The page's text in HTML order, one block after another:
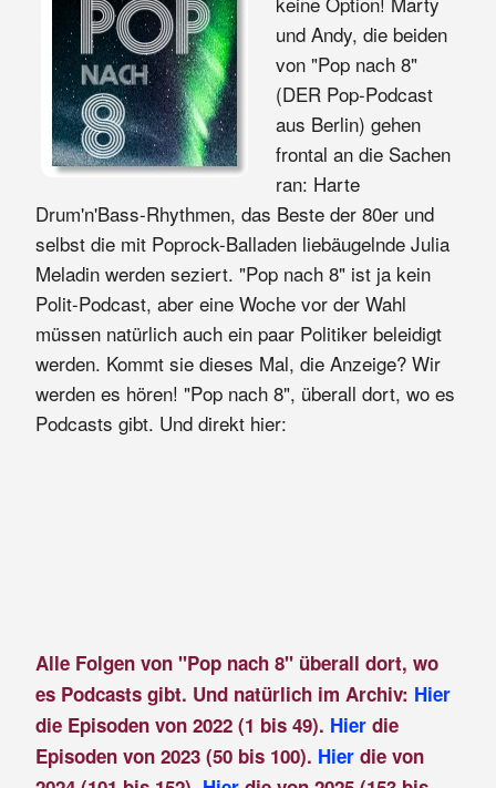
und Andy, die beiden
von "Pop nach 8"
(DER Pop-Podcast
aus Berlin) gehen
frontal an die Sachen
ran: Harte
Drum'n'Bass-Rhythmen, das Beste der 80er und
selbst die mit Poprock-Balladen liebäugelnde Julia
Meladin werden seziert. "Pop nach 8" ist ja kein
Polit-Podcast, aber eine Woche vor der Wahl
müssen natürlich auch ein paar Politiker beleidigt
werden. Kommt sie dieses Mal, die Anzeige? Wir
werden es hören! "Pop nach 8", überall dort, wo es
Podcasts gibt. Und direkt hier:
Alle Folgen von "Pop nach 8" überall dort, wo
es Podcasts gibt. Und natürlich im Archiv: Hier
die Episoden von 2022 (1 bis 49). Hierdie
Episoden von 2023 (50 bis 100). Hier die von